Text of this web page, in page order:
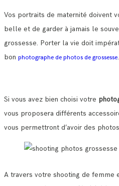
Vos portraits de maternité doivent
belle et de garder à jamais le
grossesse. Porter la vie doit
bon photographe de photos de grossesse.
Si vous avez bien choisi votre
vous proposera différents
vous permettront d’avoir des
A travers votre shooting de femme